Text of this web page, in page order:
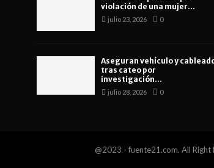
violación de una mujer...
julio 23, 2026 0
Aseguran vehículo y
tras cateo por
investigación...
julio 28, 2026 0
@2023 - fuente21.com. All